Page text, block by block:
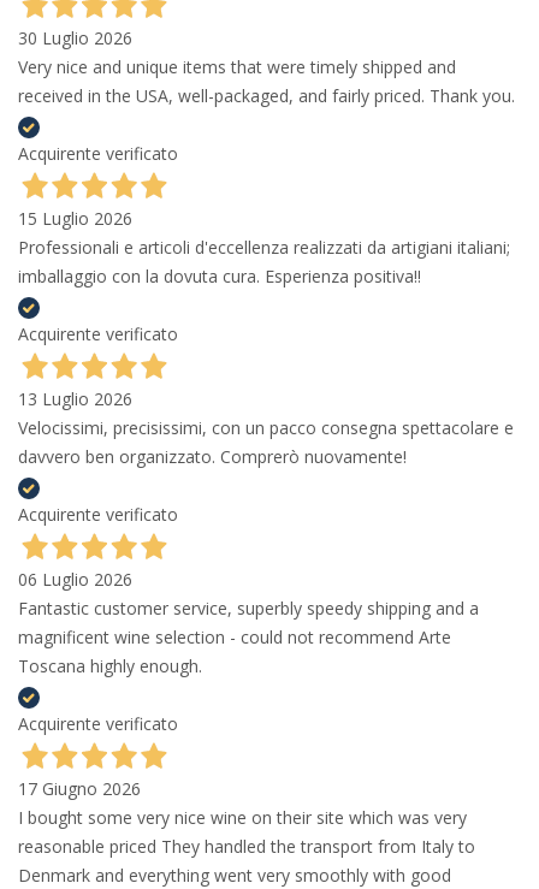
30 Luglio 2026
Very nice and unique items that were timely shipped and
received in the USA, well-packaged, and fairly priced. Thank you.
Acquirente verificato
15 Luglio 2026
Professionali e articoli d'eccellenza realizzati da artigiani italiani;
imballaggio con la dovuta cura. Esperienza positiva!!
Acquirente verificato
13 Luglio 2026
Velocissimi, precisissimi, con un pacco consegna spettacolare e
davvero ben organizzato. Comprerò nuovamente!
Acquirente verificato
06 Luglio 2026
Fantastic customer service, superbly speedy shipping and a
magnificent wine selection - could not recommend Arte
Toscana highly enough.
Acquirente verificato
17 Giugno 2026
I bought some very nice wine on their site which was very
reasonable priced They handled the transport from Italy to
Denmark and everything went very smoothly with good